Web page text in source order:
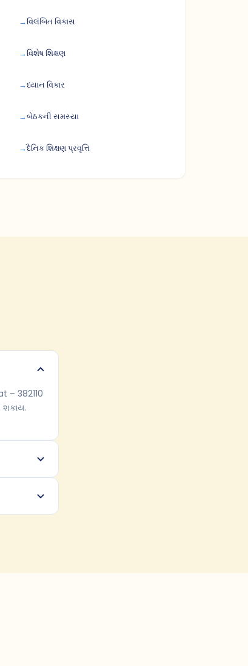
વિલંબિત વિકાસ
વિશેષ શિક્ષણ
ધ્યાન વિકાર
બેઠકની સમસ્યા
દૈનિક શિક્ષણ પ્રવૃત્તિ
– 382110
શકાય.